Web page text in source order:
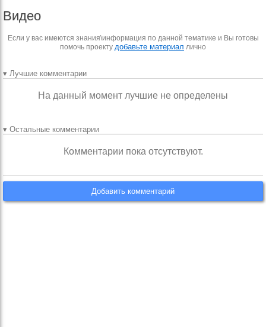
Видео
Если у вас имеются знания\информация по данной тематике и Вы готовы
помочь проекту добавьте материал лично
▾ Лучшие комментарии
На данный момент лучшие не определены
▾ Остальные комментарии
Комментарии пока отсутствуют.
Добавить комментарий